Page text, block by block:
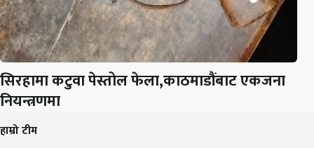
सिरहामा कटुवा पेस्तोल फेला,काठमाडौंबाट एकजना
नियन्त्रणमा
हाम्रो टीम